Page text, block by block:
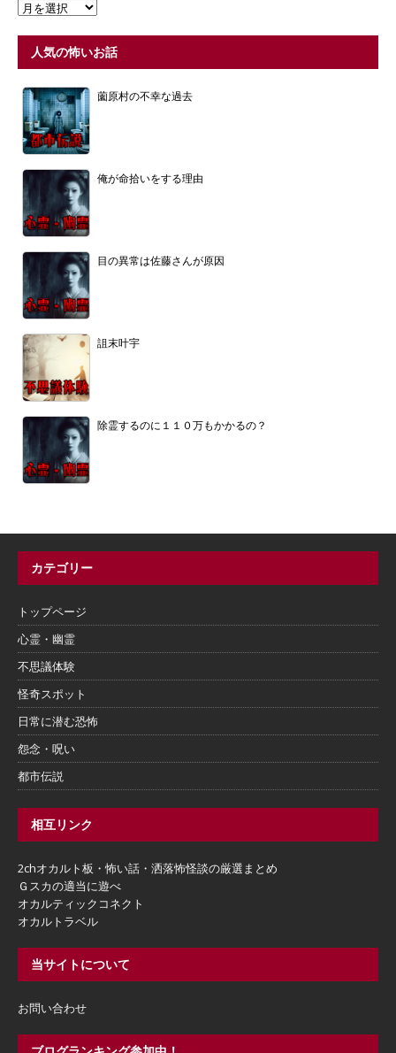
人気の怖いお話
薗原村の不幸な過去
俺が命拾いをする理由
目の異常は佐藤さんが原因
詛末叶宇
除霊するのに１１０万もかかるの？
カテゴリー
トップページ
心霊・幽霊
不思議体験
怪奇スポット
日常に潜む恐怖
怨念・呪い
都市伝説
相互リンク
2chオカルト板・怖い話・洒落怖怪談の厳選まとめ
Ｇスカの適当に遊べ
オカルティックコネクト
オカルトラベル
当サイトについて
お問い合わせ